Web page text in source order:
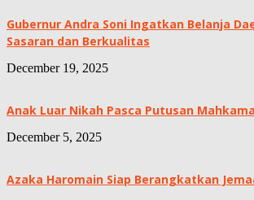
Gubernur Andra Soni Ingatkan Belanja
Sasaran dan Berkualitas
December 19, 2025
Anak Luar Nikah Pasca Putusan
December 5, 2025
Azaka Haromain Siap Berangkatkan